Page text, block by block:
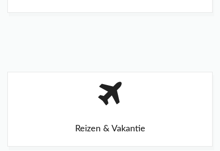
Reizen & Vakantie